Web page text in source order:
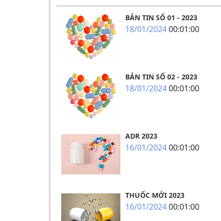
BẢN TIN SỐ 01 - 2023
18/01/202400:01:00
BẢN TIN SỐ 02 - 2023
18/01/202400:01:00
ADR 2023
16/01/202400:01:00
THUỐC MỚI 2023
16/01/202400:01:00